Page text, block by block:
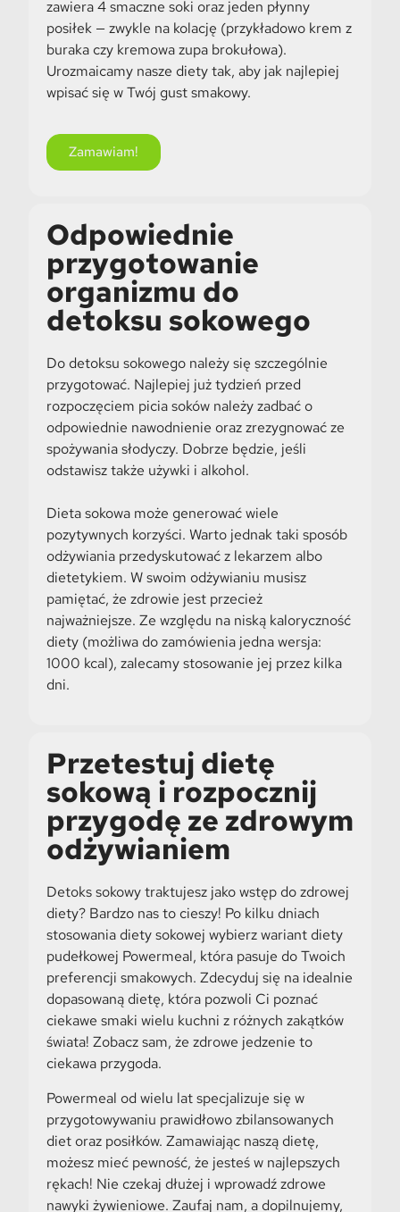
zawiera 4 smaczne soki oraz jeden płynny
posiłek — zwykle na kolację (przykładowo krem z
buraka czy kremowa zupa brokułowa).
Urozmaicamy nasze diety tak, aby jak najlepiej
wpisać się w Twój gust smakowy.
Zamawiam!
Odpowiednie
przygotowanie
organizmu do
detoksu sokowego
Do detoksu sokowego należy się szczególnie
przygotować. Najlepiej już tydzień przed
rozpoczęciem picia soków należy zadbać o
odpowiednie nawodnienie oraz zrezygnować ze
spożywania słodyczy. Dobrze będzie, jeśli
odstawisz także używki i alkohol.
Dieta sokowa może generować wiele
pozytywnych korzyści. Warto jednak taki sposób
odżywiania przedyskutować z lekarzem albo
dietetykiem. W swoim odżywianiu musisz
pamiętać, że zdrowie jest przecież
najważniejsze. Ze względu na niską kaloryczność
diety (możliwa do zamówienia jedna wersja:
1000 kcal), zalecamy stosowanie jej przez kilka
dni.
Przetestuj dietę
sokową i rozpocznij
przygodę ze zdrowym
odżywianiem
Detoks sokowy traktujesz jako wstęp do zdrowej
diety? Bardzo nas to cieszy! Po kilku dniach
stosowania diety sokowej wybierz wariant diety
pudełkowej Powermeal, która pasuje do Twoich
preferencji smakowych. Zdecyduj się na idealnie
dopasowaną dietę, która pozwoli Ci poznać
ciekawe smaki wielu kuchni z różnych zakątków
świata! Zobacz sam, że zdrowe jedzenie to
ciekawa przygoda.
Powermeal od wielu lat specjalizuje się w
przygotowywaniu prawidłowo zbilansowanych
diet oraz posiłków. Zamawiając naszą dietę,
możesz mieć pewność, że jesteś w najlepszych
rękach! Nie czekaj dłużej i wprowadź zdrowe
nawyki żywieniowe. Zaufaj nam, a dopilnujemy,